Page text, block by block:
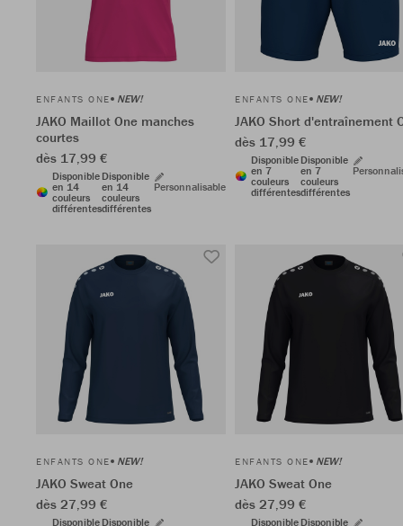
ENFANTS ONE NEW!
JAKO Maillot One manches
courtes
dès 17,99 €
Disponible
en 14
couleurs
différentes
Disponible
en 14
couleurs
différentes
Personnalisable
ENFANTS ONE NEW!
JAKO Short d'entraînement
dès 17,99 €
Disponible
en 7
couleurs
différentes
Disponible
en 7
couleurs
différentes
ENFANTS ONE NEW!
JAKO Sweat One
dès 27,99 €
Disponible Disponible
ENFANTS ONE NEW!
JAKO Sweat One
dès 27,99 €
Disponible Disponible